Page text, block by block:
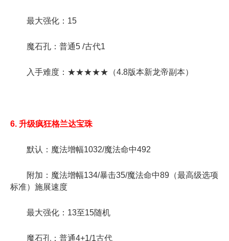
最大强化：15
魔石孔：普通5 /古代1
入手难度：★★★★★（4.8版本新龙帝副本）
6. 升级疯狂格兰达宝珠
默认：魔法增幅1032/魔法命中492
附加：魔法增幅134/暴击35/魔法命中89（最高级选项
标准）施展速度
最大强化：13至15随机
魔石孔：普通4+1/1古代